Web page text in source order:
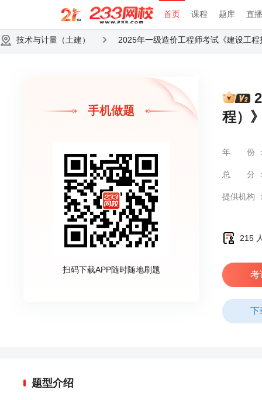
首页 课程 题库 直
技术与计量（土建） 2025年一级造价工程师考试《建设工
手机做题
扫码下载APP随时随地刷题
程）
年份
总分
提供机构
215
考
下
题型介绍